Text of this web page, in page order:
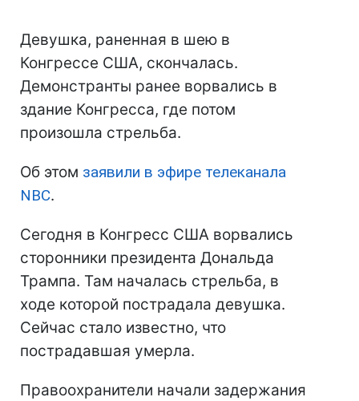
Девушка, раненная в шею в
Конгрессе США, скончалась.
Демонстранты ранее ворвались в
здание Конгресса, где потом
произошла стрельба.
Об этом заявили в эфире телеканала
NBC.
Сегодня в Конгресс США ворвались
сторонники президента Дональда
Трампа. Там началась стрельба, в
ходе которой пострадала девушка.
Сейчас стало известно, что
пострадавшая умерла.
Правоохранители начали задержания